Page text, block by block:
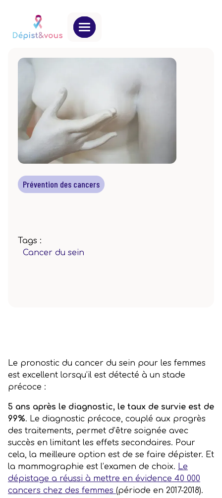
Prévention des cancers
Tags :
Cancer du sein
Le pronostic du cancer du sein pour les femmes
est excellent lorsqu’il est détecté à un stade
précoce :
5 ans après le diagnostic, le taux de survie est de
99%. Le diagnostic précoce, couplé aux progrès
des traitements, permet d’être soignée avec
succès en limitant les effets secondaires. Pour
cela, la meilleure option est de se faire dépister. Et
la mammographie est l’examen de choix. Le
dépistage a réussi à mettre en évidence 40 000
cancers chez des femmes (période en 2017-2018).